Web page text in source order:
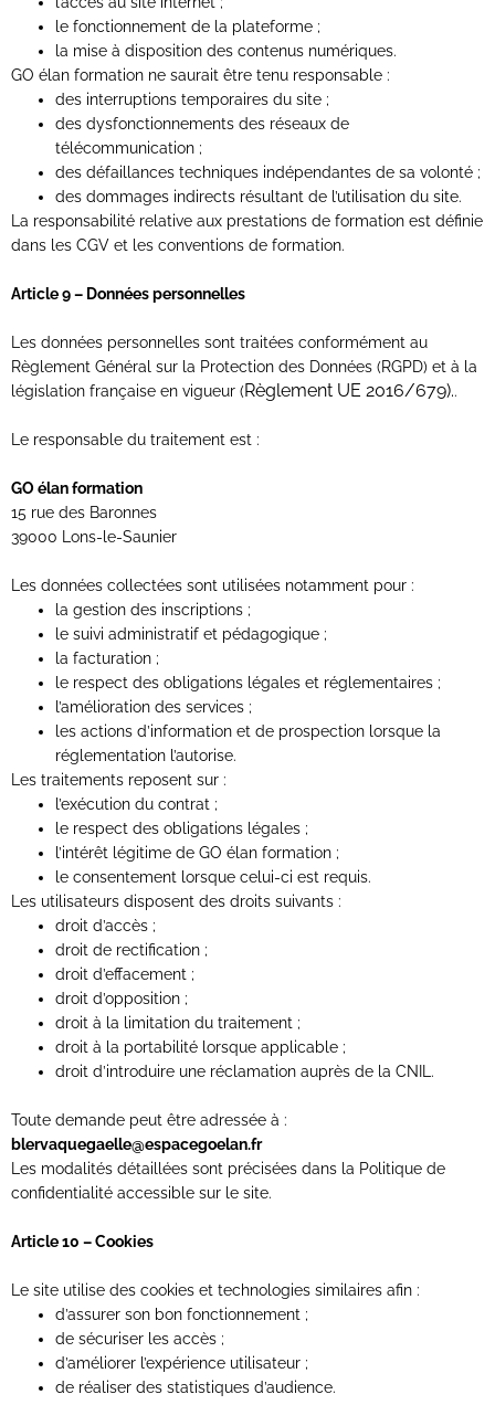
le fonctionnement de la plateforme ;
la mise à disposition des contenus numériques.
GO élan formation ne saurait être tenu responsable :
des interruptions temporaires du site ;
des dysfonctionnements des réseaux de
télécommunication ;
des défaillances techniques indépendantes de sa volonté ;
des dommages indirects résultant de l’utilisation du site.
La responsabilité relative aux prestations de formation est définie
dans les CGV et les conventions de formation.
Article 9 – Données personnelles
Les données personnelles sont traitées conformément au
Règlement Général sur la Protection des Données (RGPD) et à la
législation française en vigueur (Règlement UE 2016/679)..
Le responsable du traitement est :
GO élan formation
15 rue des Baronnes
39000 Lons-le-Saunier
Les données collectées sont utilisées notamment pour :
la gestion des inscriptions ;
le suivi administratif et pédagogique ;
la facturation ;
le respect des obligations légales et réglementaires ;
l’amélioration des services ;
les actions d’information et de prospection lorsque la
réglementation l’autorise.
Les traitements reposent sur :
l’exécution du contrat ;
le respect des obligations légales ;
l’intérêt légitime de GO élan formation ;
le consentement lorsque celui-ci est requis.
Les utilisateurs disposent des droits suivants :
droit d’accès ;
droit de rectification ;
droit d’effacement ;
droit d’opposition ;
droit à la limitation du traitement ;
droit à la portabilité lorsque applicable ;
droit d’introduire une réclamation auprès de la CNIL.
Toute demande peut être adressée à :
blervaquegaelle@espacegoelan.fr
Les modalités détaillées sont précisées dans la Politique de
confidentialité accessible sur le site.
Article 10 – Cookies
Le site utilise des cookies et technologies similaires afin :
d’assurer son bon fonctionnement ;
de sécuriser les accès ;
d’améliorer l’expérience utilisateur ;
de réaliser des statistiques d’audience.